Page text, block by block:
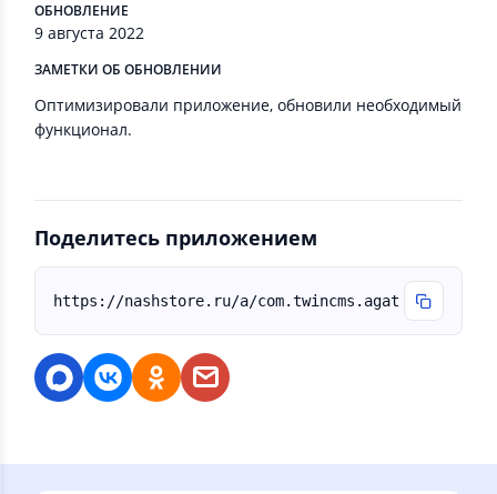
ОБНОВЛЕНИЕ
9 августа 2022
ЗАМЕТКИ ОБ ОБНОВЛЕНИИ
Оптимизировали приложение, обновили необходимый
функционал.
Поделитесь приложением
https://nashstore.ru/a/com.twincms.agat